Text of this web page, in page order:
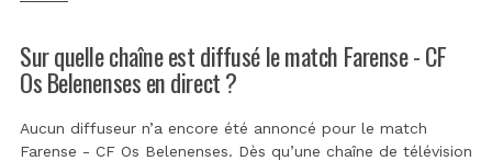
Sur quelle chaîne est diffusé le match Farense - CF
Os Belenenses en direct ?
Aucun diffuseur n’a encore été annoncé pour le match
Farense - CF Os Belenenses. Dès qu’une chaîne de télévision